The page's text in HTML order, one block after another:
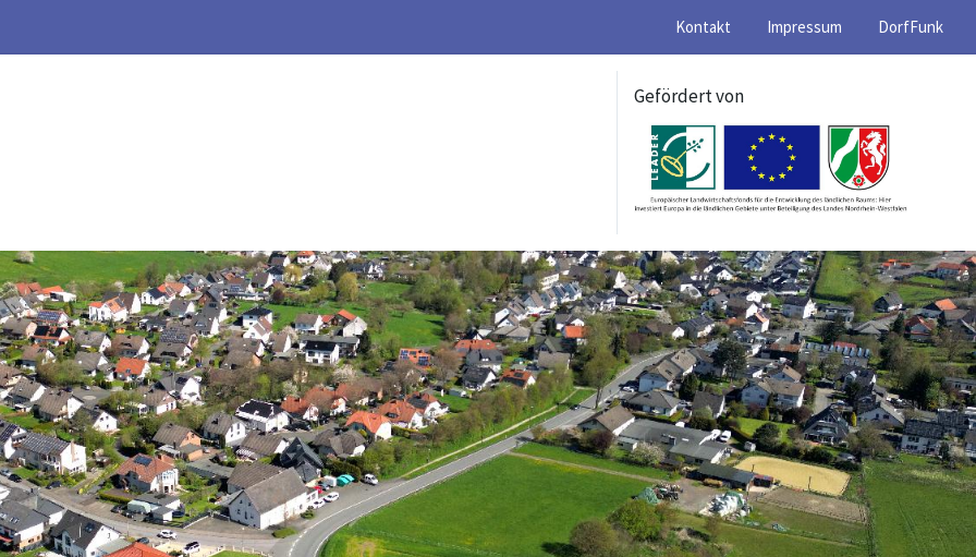
Kontakt Impressum DorfFunk
Gefördert von